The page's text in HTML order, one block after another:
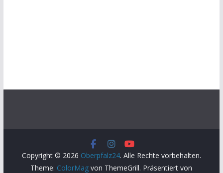
Copyright © 2026 Oberpfalz24. Alle Rechte vorbehalten.
Theme: ColorMag von ThemeGrill. Präsentiert von